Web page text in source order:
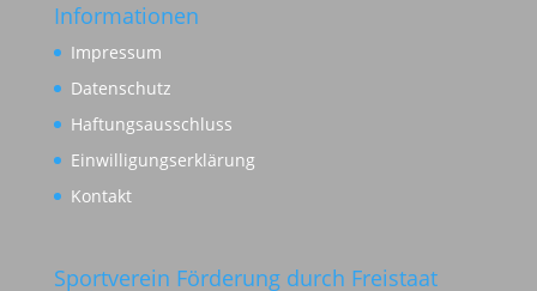
Informationen
Impressum
Datenschutz
Haftungsausschluss
Einwilligungserklärung
Kontakt
Sportverein Förderung durch Freistaat